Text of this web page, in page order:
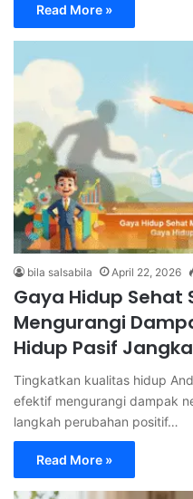
Read More »
bila salsabila April 22, 2026
Gaya Hidup Sehat
Mengurangi
Hidup Pasif
Tingkatkan kualitas hidup
efektif mengurangi dampak
langkah perubahan positif…
Read More »